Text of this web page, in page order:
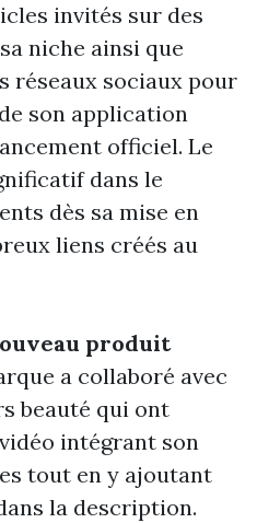
invités sur des
niche ainsi que
réseaux sociaux pour
son application
officiel. Le
dans le
dès sa mise en
liens créés au
produit
a collaboré avec
beauté qui ont
intégrant son
tout en y ajoutant
la description.